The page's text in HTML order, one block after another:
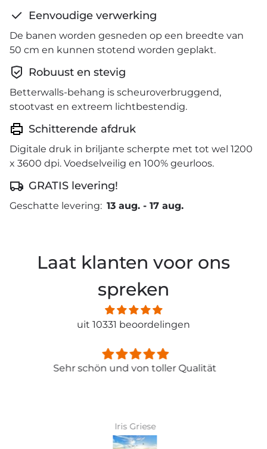
Eenvoudige verwerking
De banen worden gesneden op een breedte van
50 cm en kunnen stotend worden geplakt.
Robuust en stevig
Betterwalls-behang is scheuroverbruggend,
stootvast en extreem lichtbestendig.
Schitterende afdruk
Digitale druk in briljante scherpte met tot wel 1200
x 3600 dpi. Voedselveilig en 100% geurloos.
GRATIS levering!
Geschatte levering: 13 aug. - 17 aug.
Laat klanten voor ons
spreken
uit 10331 beoordelingen
Sehr schön und von toller Qualität
Iris Griese